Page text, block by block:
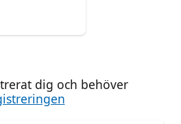
dig och behöver